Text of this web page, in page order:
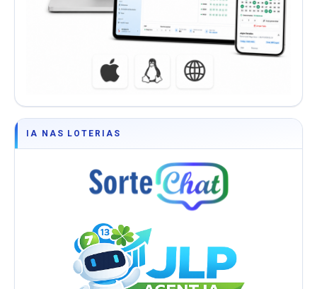
IA NAS LOTERIAS